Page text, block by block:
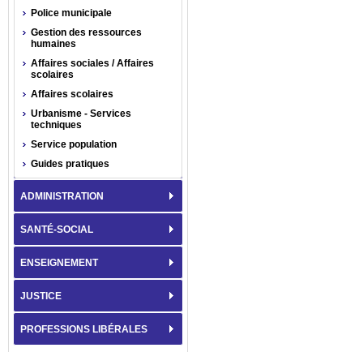
Police municipale
Gestion des ressources
humaines
Affaires sociales / Affaires
scolaires
Affaires scolaires
Urbanisme - Services
techniques
Service population
Guides pratiques
ADMINISTRATION
SANTÉ-SOCIAL
ENSEIGNEMENT
JUSTICE
PROFESSIONS LIBÉRALES